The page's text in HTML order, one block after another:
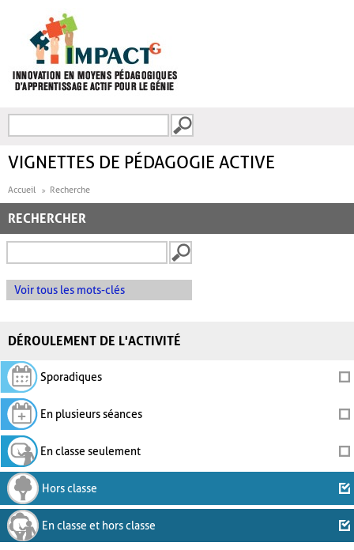
FORMULAIRE DE
VIGNETTES DE PÉDAGOGIE ACTIVE
Accueil Recherche
RECHERCHER
Voir tous les mots-clés
DÉROULEMENT DE L'ACTIVITÉ
Sporadiques
En plusieurs séances
En classe seulement
Hors classe
En classe et hors classe